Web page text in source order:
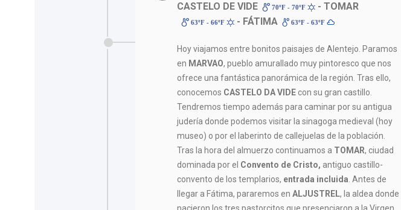
CASTELO DE VIDE
70ºF - 70ºF - TOMAR
63ºF - 66ºF - FÁTIMA 63ºF - 63ºF
Hoy viajamos entre bonitos paisajes de Alentejo. Paramos
en MARVAO, pueblo amurallado muy pintoresco que nos
ofrece una fantástica panorámica de la región. Tras ello,
conocemos CASTELO DA VIDE con su gran castillo.
Tendremos tiempo además para caminar por su antigua
judería donde podemos visitar la sinagoga medieval (hoy
museo) o por el laberinto de callejuelas de la población.
Tras la hora del almuerzo continuamos a TOMAR, ciudad
dominada por el Convento de Cristo, antiguo castillo-
convento de los templarios, entrada incluida . Antes de
llegar a Fátima, pararemos enALJUSTREL, la aldea donde